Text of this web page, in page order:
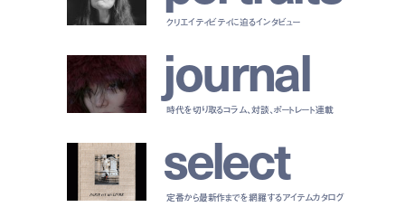
クリエイティビティに迫るインタビュー
journal
時代を切り取るコラム、対談、ポートレート連載
select
定番から最新作までを網羅するアイテムカタログ